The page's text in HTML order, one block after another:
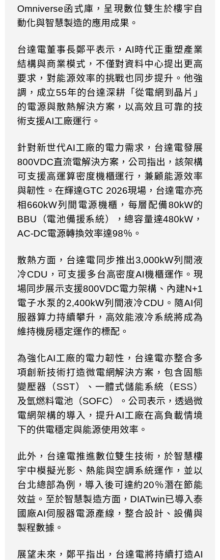
Omniverse函式庫，呈現數位雙生於樓宇自
動化與智慧製造的應用成果。
台達電董事長鄭平表示， AI時代正重塑產業
結構與商業模式，不僅對資料中心提出更高
要求，對能源效率的挑戰也同步提升。他強
調，成立55年的台達深耕「從電網到晶片」
的電源與散熱解決方案，以高效且可靠的技
術支援AI工廠運行。
針對新世代AI工廠的電力需求，台達電發展
800VDC直流電解決方案，公司指出，該架構
可支援高運算密度機櫃運行，兼顧能源效率
與韌性。在輝達GTC 2026現場，台達電亦亮
相 660kW列間電源機櫃，每層配備80kW的
BBU （電池備援系統），總容量達480kW ，
AC-DC電源轉換效率達98％。
散熱方面，台達電同步推出3,000kW列間液
冷CDU ，可支援多台高密度AI機櫃運作。現
場同步展示支援800VDC電力架構、內建N+1
電子水泵的2,400kW列間液冷CDU 。隨AI伺
服器算力持續攀升，高效能液冷系統將成為
維持機房穩定運作的標配。
為強化AI工廠的電力韌性，台達電亦整合多
項創新技術打造微電網解決方案，包含固態
變壓器（SST）、一體式儲能系統（ESS）
及氫燃料電池（SOFC）。公司表示，透過微
電網架構的導入，提升AI工廠在高負載情境
下的供電穩定與能源使用效率。
此外，台達電推進數位雙生技術，於智慧樓
宇中模擬光影、熱能與空調系統運作，並以
台北總部為例，導入後可達約20％潛在節能
效益。至於智慧製造方面， DIATwin已導入泰
國廠AI伺服器電源產線，整合設計、設備與
製程數據。
展望未來，鄭平指出，台達電將持續打造AI